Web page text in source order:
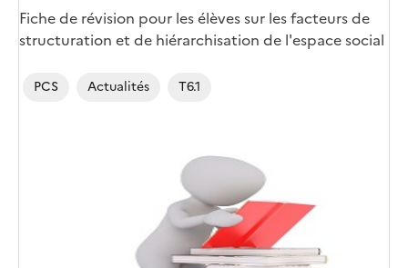
Fiche de révision pour les élèves sur les facteurs de
structuration et de hiérarchisation de l'espace social
PCS Actualités T6.1